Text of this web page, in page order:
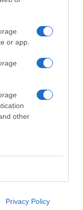
or app.
other
Privacy Policy